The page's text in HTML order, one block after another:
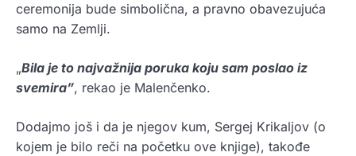
ceremonija bude simbolična, a pravno obavezujuća
samo na Zemlji.
„Bila je to najvažnija poruka koju sam poslao iz
svemira”, rekao je Malenčenko.
Dodajmo još i da je njegov kum, Sergej Krikaljov (o
kojem je bilo reči na početku ove knjige), takođe